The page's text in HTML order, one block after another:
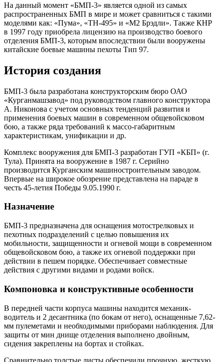
На данный момент «БМП-3» является одной из самых
распространенных БМП в мире и может сравниться с такими
моделями как: «Пума», «TH-495» и «M2 Брэдли». Также КНР
в 1997 году приобрела лицензию на производство боевого
отделения БМП-3, которым впоследствии были вооружены
китайские боевые машины пехоты Тип 97.
История создания
БМП-3 была разработана конструкторским бюро ОАО
«Курганмашзавод» под руководством главного конструктора
А. Никонова с учетом основных тенденций развития и
применения боевых машин в современном общевойсковом
бою, а также ряда требований к массо-габаритным
характеристикам, унификации и др.
Комплекс вооружения для БМП-3 разработан ГУП «КБП» (г.
Тула). Принята на вооружение в 1987 г. Серийно
производится Курганским машиностроительным заводом.
Впервые на широкое обозрение представлена на параде в
честь 45-летия Победы 9.05.1990 г.
Назначение
БМП-3 предназначена для оснащения мотострелковых и
пехотных подразделений с целью повышения их
мобильности, защищенности и огневой мощи в современном
общевойсковом бою, а также их огневой поддержки при
действии в пешем порядке. Обеспечивает совместные
действия с другими видами и родами войск.
Компоновка и конструктивные особенности
В передней части корпуса машины находится механик-
водитель и 2 десантника (по бокам от него), оснащенные 7,62-
мм пулеметами и необходимыми приборами наблюдения. Для
защиты от мин днище отделения выполнено двойным,
сидения закреплены на бортах и стойках.
Сравнительно толстые листы обеспечили прочную, жесткую